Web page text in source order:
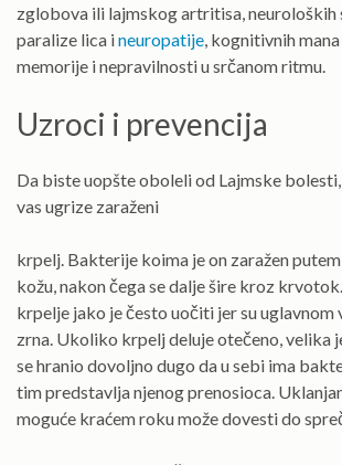
zglobova ili lajmskog artritisa,
paralize lica ineuropatije , kognitivnih
memorije i nepravilnosti u srčanom ritmu.
Uzroci i prevencija
Da biste uopšte oboleli od Lajmske
vas ugrize zaraženi
krpelj. Bakterije koima je on zaražen putem
kožu, nakon čega se dalje šire kroz
krpelje jako je često uočiti jer su uglavnom
zrna. Ukoliko krpelj deluje otečeno, velika
se hranio dovoljno dugo da u sebi ima
tim predstavlja njenog prenosioca.
moguće kraćem roku može dovesti do